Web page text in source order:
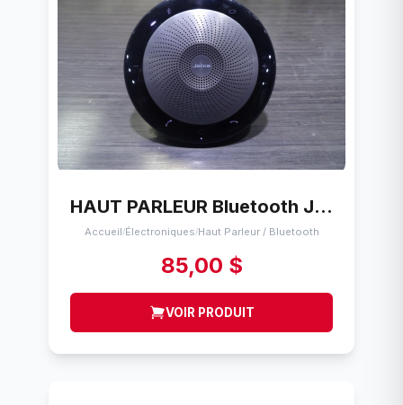
HAUT PARLEUR Bluetooth Jabra Speak 710
Accueil/Électroniques/Haut Parleur / Bluetooth
85,00 $
VOIR PRODUIT